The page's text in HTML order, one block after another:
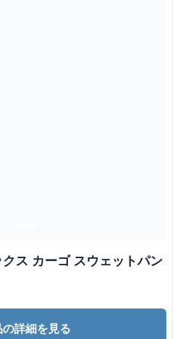
ス カーゴ スウェットパン
詳細を見る